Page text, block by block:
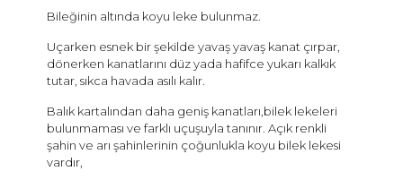
Bileğinin altında koyu leke bulunmaz.
Uçarken esnek bir şekilde yavaş yavaş kanat çırpar,
dönerken kanatlarını düz yada hafifce yukarı kalkık
tutar, sıkca havada asılı kalır.
Balık kartalından daha geniş kanatları,bilek lekeleri
bulunmaması ve farklı uçuşuyla tanınır. Açık renkli
şahin ve arı şahinlerinin çoğunlukla koyu bilek lekesi
vardır,